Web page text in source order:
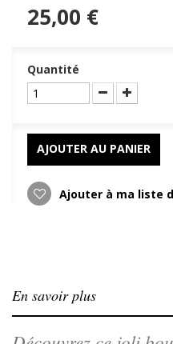
25,00 €
Quantité
AJOUTER AU PANIER
Ajouter à ma liste
En savoir plus